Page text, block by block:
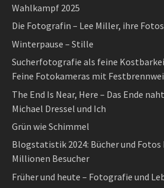
Wahlkampf 2025
Die Fotografin – Lee Miller, ihre
Winterpause – Stille
Sucherfotografie als feine
Feine Fotokameras mit
The End Is Near, Here – Das Ende
Michael Dressel und Ich
Grün wie Schimmel
Blogstatistik 2024: Bücher und
Millionen Besucher
Früher und heute – Fotografie und